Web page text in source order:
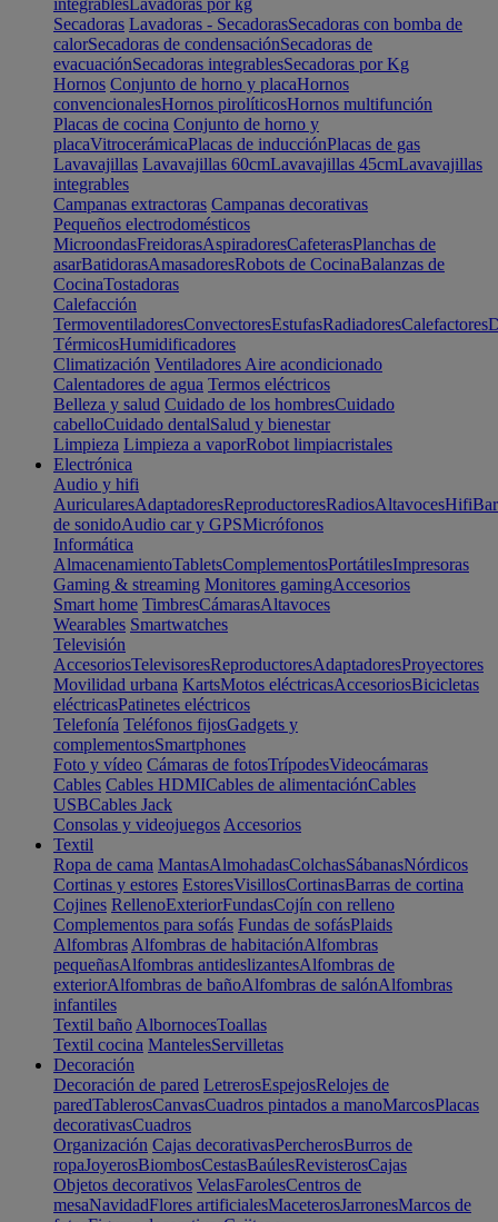
integrablesLavadoras por kg
Secadoras Lavadoras - SecadorasSecadoras con bomba de
calorSecadoras de condensaciónSecadoras de
evacuaciónSecadoras integrablesSecadoras por Kg
Hornos Conjunto de horno y placaHornos
convencionalesHornos pirolíticosHornos multifunción
Placas de cocina Conjunto de horno y
placaVitrocerámicaPlacas de inducciónPlacas de gas
Lavavajillas Lavavajillas 60cmLavavajillas 45cmLavavajillas
integrables
Campanas extractoras Campanas decorativas
Pequeños electrodomésticos
MicroondasFreidorasAspiradoresCafeterasPlanchas de
asarBatidorasAmasadoresRobots de CocinaBalanzas de
CocinaTostadoras
Calefacción
TermoventiladoresConvectoresEstufasRadiadoresCalefactores
TérmicosHumidificadores
Climatización Ventiladores Aire acondicionado
Calentadores de agua Termos eléctricos
Belleza y salud Cuidado de los hombresCuidado
cabelloCuidado dentalSalud y bienestar
Limpieza Limpieza a vaporRobot limpiacristales
Electrónica
Audio y hifi
AuricularesAdaptadoresReproductoresRadiosAltavocesHifi
de sonidoAudio car y GPSMicrófonos
Informática
AlmacenamientoTabletsComplementosPortátilesImpresoras
Gaming & streaming Monitores gamingAccesorios
Smart home TimbresCámarasAltavoces
Wearables Smartwatches
Televisión
AccesoriosTelevisoresReproductoresAdaptadoresProyectores
Movilidad urbana KartsMotos eléctricasAccesoriosBicicletas
eléctricasPatinetes eléctricos
Telefonía Teléfonos fijosGadgets y
complementosSmartphones
Foto y vídeo Cámaras de fotosTrípodesVideocámaras
Cables Cables HDMICables de alimentaciónCables
USBCables Jack
Consolas y videojuegos Accesorios
Textil
Ropa de cama MantasAlmohadasColchasSábanasNórdicos
Cortinas y estores EstoresVisillosCortinasBarras de cortina
Cojines RellenoExteriorFundasCojín con relleno
Complementos para sofás Fundas de sofásPlaids
Alfombras Alfombras de habitaciónAlfombras
pequeñasAlfombras antideslizantesAlfombras de
exteriorAlfombras de bañoAlfombras de salónAlfombras
infantiles
Textil baño AlbornocesToallas
Textil cocina MantelesServilletas
Decoración
Decoración de pared LetrerosEspejosRelojes de
paredTablerosCanvasCuadros pintados a manoMarcosPlacas
decorativasCuadros
Organización Cajas decorativasPercherosBurros de
ropaJoyerosBiombosCestasBaúlesRevisterosCajas
Objetos decorativos VelasFarolesCentros de
mesaNavidadFlores artificialesMaceterosJarronesMarcos de